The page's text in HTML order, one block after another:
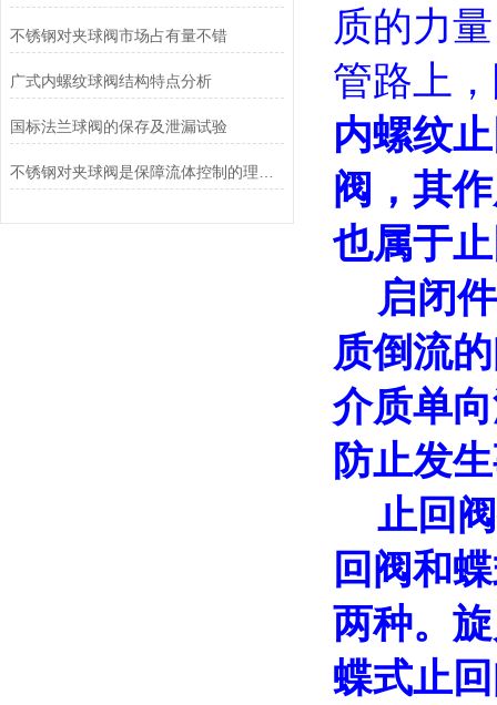
不锈钢对夹球阀市场占有量不错
广式内螺纹球阀结构特点分析
国标法兰球阀的保存及泄漏试验
质的力
管路上
内螺纹
阀，其
也属于
启闭
质倒流
介质单
防止发
止回
回阀和
两种。
蝶式止